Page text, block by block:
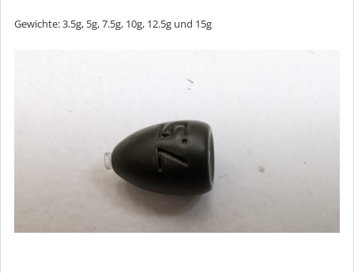
Gewichte: 3.5g, 5g, 7.5g, 10g, 12.5g und 15g